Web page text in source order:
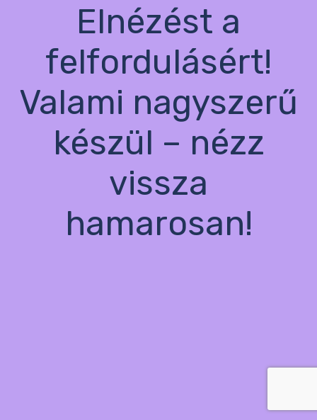
Elnézést a
felfordulásért!
Valami nagyszerű
készül – nézz
vissza
hamarosan!